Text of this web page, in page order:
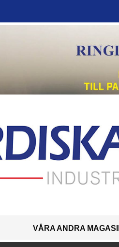
VÅRA ANDRA